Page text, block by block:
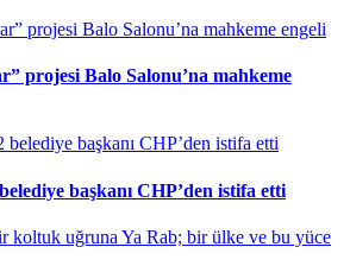
projesi Balo Salonu’na mahkeme
başkanı CHP’den istifa etti